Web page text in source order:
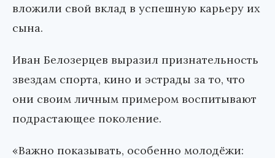
вложили свой вклад в успешную карьеру их
сына.
Иван Белозерцев выразил признательность
звездам спорта, кино и эстрады за то, что
они своим личным примером воспитывают
подрастающее поколение.
«Важно показывать, особенно молодёжи: